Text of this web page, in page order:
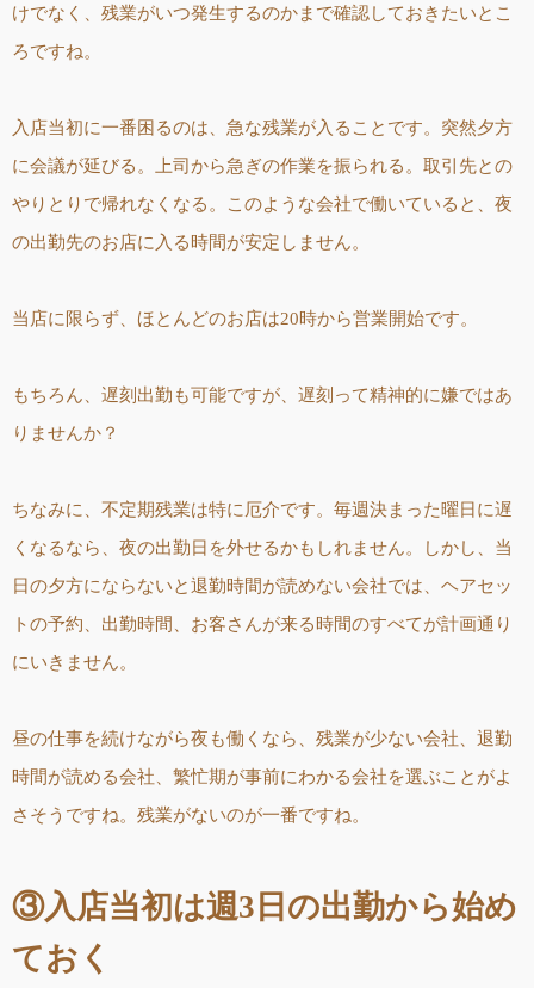
けでなく、残業がいつ発生するのかまで確認しておきたいとこ
ろですね。
入店当初に一番困るのは、急な残業が入ることです。突然夕方
に会議が延びる。上司から急ぎの作業を振られる。取引先との
やりとりで帰れなくなる。このような会社で働いていると、夜
の出勤先のお店に入る時間が安定しません。
当店に限らず、ほとんどのお店は20時から営業開始です。
もちろん、遅刻出勤も可能ですが、遅刻って精神的に嫌ではあ
りませんか？
ちなみに、不定期残業は特に厄介です。毎週決まった曜日に遅
くなるなら、夜の出勤日を外せるかもしれません。しかし、当
日の夕方にならないと退勤時間が読めない会社では、ヘアセッ
トの予約、出勤時間、お客さんが来る時間のすべてが計画通り
にいきません。
昼の仕事を続けながら夜も働くなら、残業が少ない会社、退勤
時間が読める会社、繁忙期が事前にわかる会社を選ぶことがよ
さそうですね。残業がないのが一番ですね。
③入店当初は週3日の出勤から始め
ておく